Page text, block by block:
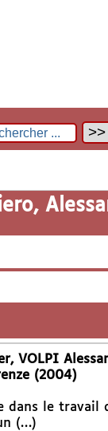
VOLPI
(2004)
dans le
(…)